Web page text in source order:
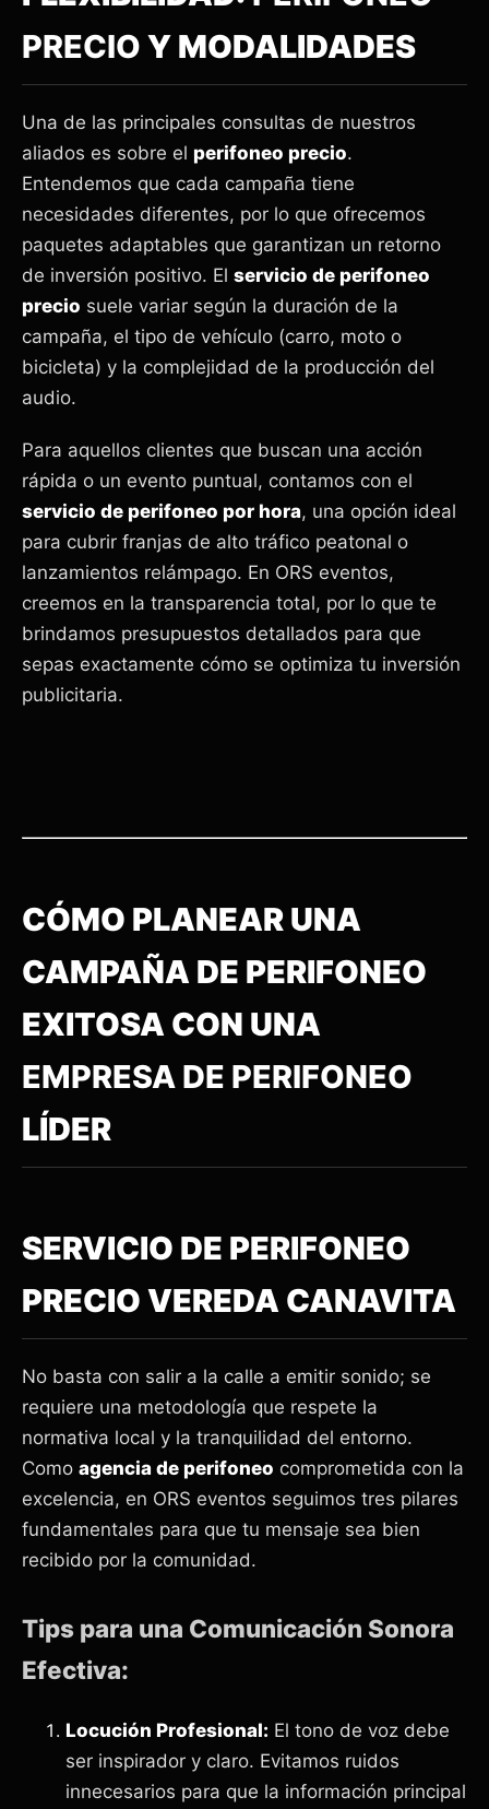
PRECIO Y MODALIDADES
Una de las principales consultas de nuestros
aliados es sobre el perifoneo precio.
Entendemos que cada campaña tiene
necesidades diferentes, por lo que ofrecemos
paquetes adaptables que garantizan un retorno
de inversión positivo. El servicio de perifoneo
precio suele variar según la duración de la
campaña, el tipo de vehículo (carro, moto o
bicicleta) y la complejidad de la producción del
audio.
Para aquellos clientes que buscan una acción
rápida o un evento puntual, contamos con el
servicio de perifoneo por hora, una opción ideal
para cubrir franjas de alto tráfico peatonal o
lanzamientos relámpago. En ORS eventos,
creemos en la transparencia total, por lo que te
brindamos presupuestos detallados para que
sepas exactamente cómo se optimiza tu inversión
publicitaria.
CÓMO PLANEAR UNA
CAMPAÑA DE PERIFONEO
EXITOSA CON UNA
EMPRESA DE PERIFONEO
LÍDER
SERVICIO DE PERIFONEO
PRECIO VEREDA CANAVITA
No basta con salir a la calle a emitir sonido; se
requiere una metodología que respete la
normativa local y la tranquilidad del entorno.
Como agencia de perifoneo comprometida con la
excelencia, en ORS eventos seguimos tres pilares
fundamentales para que tu mensaje sea bien
recibido por la comunidad.
Tips para una Comunicación Sonora
Efectiva:
Locución Profesional: El tono de voz debe
ser inspirador y claro. Evitamos ruidos
innecesarios para que la información principal